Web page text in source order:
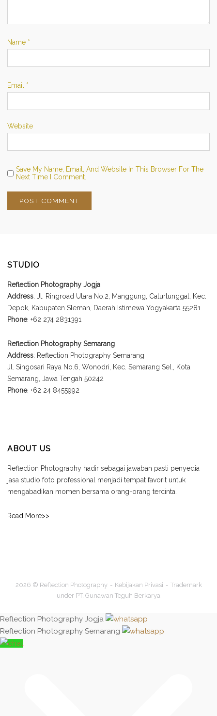
Name *
Email *
Website
Save My Name, Email, And Website In This Browser For The
Next Time I Comment.
STUDIO
Reflection Photography Jogja
Address: Jl. Ringroad Utara No.2, Manggung, Caturtunggal, Kec.
Depok, Kabupaten Sleman, Daerah Istimewa Yogyakarta 55281
Phone: +62 274 2831391
Reflection Photography Semarang
Address: Reflection Photography Semarang
Jl. Singosari Raya No.6, Wonodri, Kec. Semarang Sel., Kota
Semarang, Jawa Tengah 50242
Phone: +62 24 8455992
ABOUT US
Reflection Photography hadir sebagai jawaban pasti penyedia
jasa studio foto professional menjadi tempat favorit untuk
mengabadikan momen bersama orang-orang tercinta.
Read More>>
2026 © Reflection Photography Kebijakan Privasi
Trademark
under PT. Gunawan Teguh Berkarya
Reflection Photography Jogja
Reflection Photography Semarang